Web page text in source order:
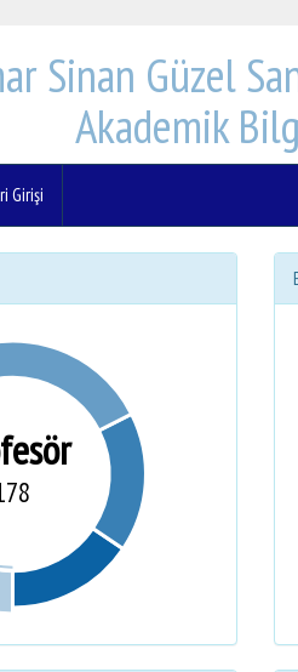
Sinan Güzel
Akademik
Girişi